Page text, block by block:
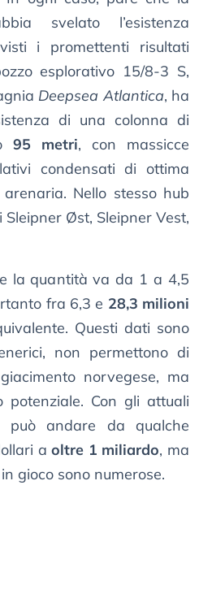
svelato l’esistenza
visti i promettenti risultati
esplorativo 15/8-3 S,
Deepsea Atlantica, ha
di una colonna di
95 metri, con massicce
condensati di ottima
Nello stesso hub
Øst, Sleipner Vest,
la quantità va da 1 a 4,5
fra 6,3 e 28,3 milioni
Questi dati sono
non permettono di
norvegese, ma
potenziale. Con gli attuali
può andare da qualche
aoltre 1 miliardo, ma
gioco sono numerose.